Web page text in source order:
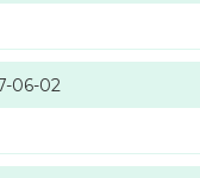
06-02